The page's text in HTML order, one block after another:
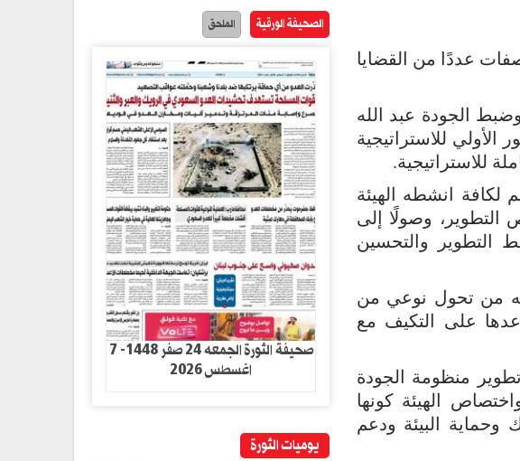
عددًا من القضايا
الجودة عبد الله
للاستراتيجية
للاستراتيجية.
لكافة انشطه الهيئة
وصولًا إلى
التطوير والتحسين
من تحول نوعي من
على التكيف مع
منظومة الجودة
الهيئة كونها
البيئة ودعم
الصحيفة الورقية الملحق
صحيفة الثورة الجمعه 24 صفر 1448- 7
اغسطس 2026
يوميات الثورة